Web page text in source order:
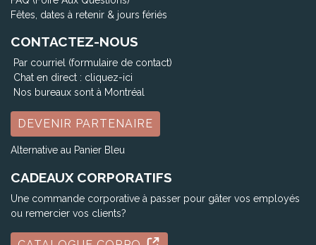
Fêtes, dates à retenir & jours fériés
CONTACTEZ-NOUS
Par courriel (formulaire de contact)
Chat en direct : cliquez-ici
Nos bureaux sont à Montréal
DEVENIR PARTENAIRE
Alternative au Panier Bleu
CADEAUX CORPORATIFS
Une commande corporative à passer pour gâter vos employés
ou remercier vos clients?